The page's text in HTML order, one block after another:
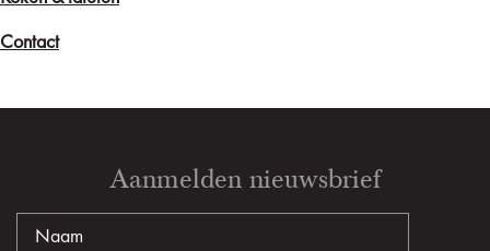
Contact
Aanmelden nieuwsbrief